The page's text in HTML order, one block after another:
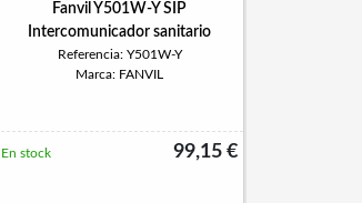
Fanvil Y501W-Y SIP
Intercomunicador sanitario
Referencia: Y501W-Y
Marca: FANVIL
99,15 €
En stock